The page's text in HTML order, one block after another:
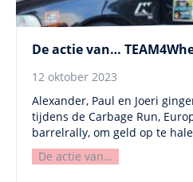
De actie van…
12 oktober 2023
Alexander, Paul en Joeri
tijdens de Carbage Run,
barrelrally, om geld op te
De actie van…